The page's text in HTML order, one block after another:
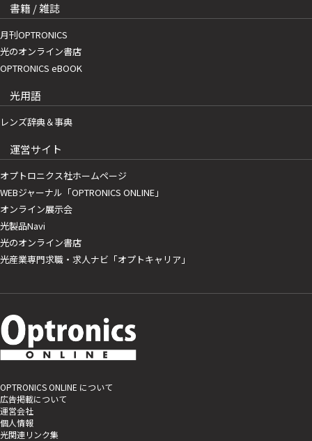
書籍 / 雑誌
月刊OPTRONICS
光のオンライン書店
OPTRONICS eBOOK
光用語
レンズ辞典＆事典
運営サイト
オプトロニクス社ホームページ
WEBジャーナル「OPTRONICS ONLINE」
オンライン展示会
光製品Navi
光のオンライン書店
光産業専門求職・求人ナビ「オプトキャリア」
OPTRONICS ONLINE について
広告掲載について
運営会社
個人情報
光関連リンク集